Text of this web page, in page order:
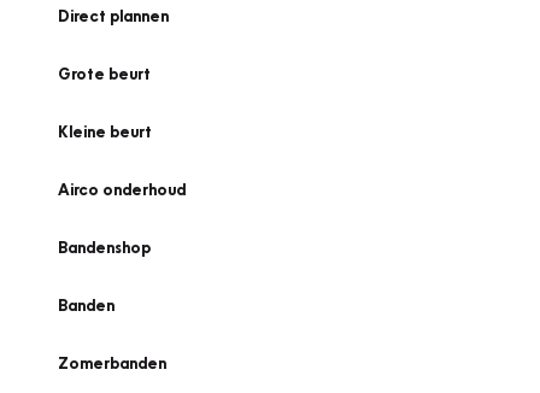
Direct plannen
Grote beurt
Kleine beurt
Airco onderhoud
Bandenshop
Banden
Zomerbanden